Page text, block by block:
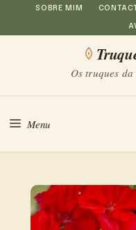
Saltar
para
conteúdo
SOBRE MIM
Os truques
Menu